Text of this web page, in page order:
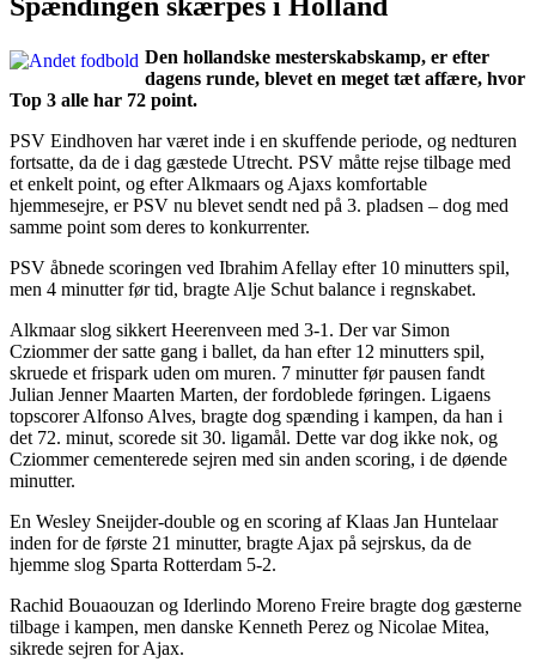
Den hollandske mesterskabskamp, er efter
dagens runde, blevet en meget tæt affære, hvor
Top 3 alle har 72 point.
PSV Eindhoven har været inde i en skuffende periode, og nedturen
fortsatte, da de i dag gæstede Utrecht. PSV måtte rejse tilbage med
et enkelt point, og efter Alkmaars og Ajaxs komfortable
hjemmesejre, er PSV nu blevet sendt ned på 3. pladsen – dog med
samme point som deres to konkurrenter.
PSV åbnede scoringen ved Ibrahim Afellay efter 10 minutters spil,
men 4 minutter før tid, bragte Alje Schut balance i regnskabet.
Alkmaar slog sikkert Heerenveen med 3-1. Der var Simon
Cziommer der satte gang i ballet, da han efter 12 minutters spil,
skruede et frispark uden om muren. 7 minutter før pausen fandt
Julian Jenner Maarten Marten, der fordoblede føringen. Ligaens
topscorer Alfonso Alves, bragte dog spænding i kampen, da han i
det 72. minut, scorede sit 30. ligamål. Dette var dog ikke nok, og
Cziommer cementerede sejren med sin anden scoring, i de døende
minutter.
En Wesley Sneijder-double og en scoring af Klaas Jan Huntelaar
inden for de første 21 minutter, bragte Ajax på sejrskus, da de
hjemme slog Sparta Rotterdam 5-2.
Rachid Bouaouzan og Iderlindo Moreno Freire bragte dog gæsterne
tilbage i kampen, men danske Kenneth Perez og Nicolae Mitea,
sikrede sejren for Ajax.